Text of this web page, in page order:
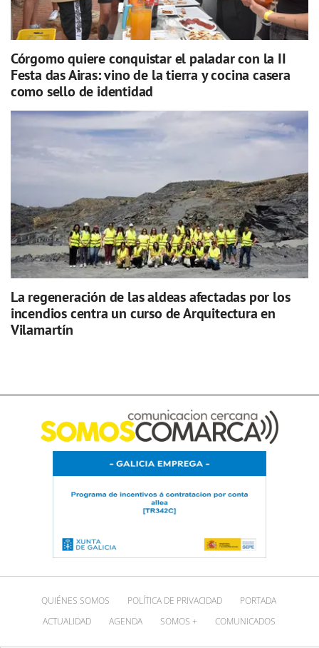
Córgomo quiere conquistar el paladar con la II
Festa das Airas: vino de la tierra y cocina casera
como sello de identidad
La regeneración de las aldeas afectadas por los
incendios centra un curso de Arquitectura en
Vilamartín
QUIÉNES SOMOS POLÍTICA DE PRIVACIDAD
PORTADA
ACTUALIDAD
AGENDA SOMOS + COMUNICADOS